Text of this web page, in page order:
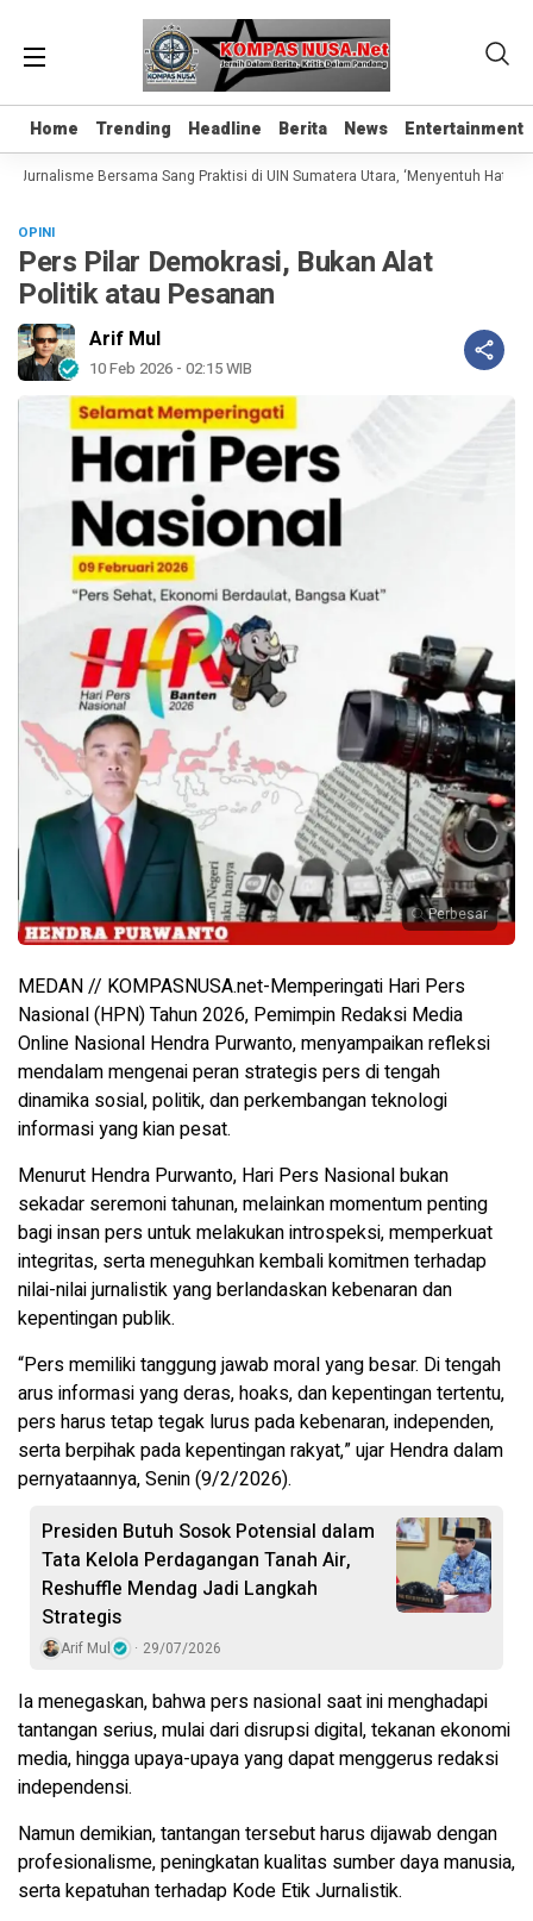
Home Trending Headline Berita News Entertainment
Home Trending Headline Berita News Entertainment
Bersama Sang Praktisi di UIN Sumatera Utara, ‘Menyentuh Hati
OPINI
Pers Pilar Demokrasi, Bukan Alat
Politik atau Pesanan
Arif Mul
10 Feb 2026 - 02:15 WIB
Perbesar
MEDAN // KOMPASNUSA.net-Memperingati Hari Pers
Nasional (HPN) Tahun 2026, Pemimpin Redaksi Media
Online Nasional Hendra Purwanto, menyampaikan refleksi
mendalam mengenai peran strategis pers di tengah
dinamika sosial, politik, dan perkembangan teknologi
informasi yang kian pesat.
Menurut Hendra Purwanto, Hari Pers Nasional bukan
sekadar seremoni tahunan, melainkan momentum penting
bagi insan pers untuk melakukan introspeksi, memperkuat
integritas, serta meneguhkan kembali komitmen terhadap
nilai-nilai jurnalistik yang berlandaskan kebenaran dan
kepentingan publik.
“Pers memiliki tanggung jawab moral yang besar. Di tengah
arus informasi yang deras, hoaks, dan kepentingan tertentu,
pers harus tetap tegak lurus pada kebenaran, independen,
serta berpihak pada kepentingan rakyat,” ujar Hendra dalam
pernyataannya, Senin (9/2/2026).
Presiden Butuh Sosok Potensial dalam
Tata Kelola Perdagangan Tanah Air,
Reshuffle Mendag Jadi Langkah
Strategis
Arif Mul 29/07/2026
Ia menegaskan, bahwa pers nasional saat ini menghadapi
tantangan serius, mulai dari disrupsi digital, tekanan ekonomi
media, hingga upaya-upaya yang dapat menggerus redaksi
independensi.
Namun demikian, tantangan tersebut harus dijawab dengan
profesionalisme, peningkatan kualitas sumber daya manusia,
serta kepatuhan terhadap Kode Etik Jurnalistik.